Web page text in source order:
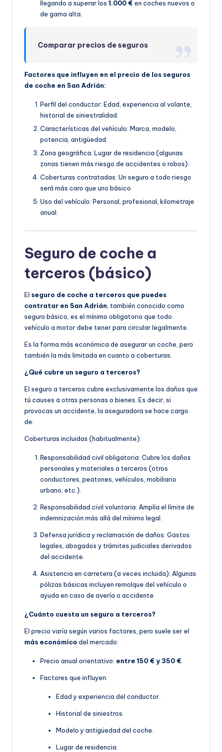
llegando a superar los 1.000 € en coches nuevos o
de gama alta.
Comparar precios de seguros
Factores que influyen en el precio de los seguros
de coche en San Adrián:
Perfil del conductor: Edad, experiencia al volante,
historial de siniestralidad.
Características del vehículo: Marca, modelo,
potencia, antigüedad.
Zona geográfica: Lugar de residencia (algunas
zonas tienen más riesgo de accidentes o robos).
Coberturas contratadas: Un seguro a todo riesgo
será más caro que uno básico.
Uso del vehículo: Personal, profesional, kilometraje
anual.
Seguro de coche a
terceros (básico)
El seguro de coche a terceros que puedes
contratar en San Adrián, también conocido como
seguro básico, es el mínimo obligatorio que todo
vehículo a motor debe tener para circular legalmente.
Es la forma más económica de asegurar un coche, pero
también la más limitada en cuanto a coberturas.
¿Qué cubre un seguro a terceros?
El seguro a terceros cubre exclusivamente los daños que
tú causes a otras personas o bienes. Es decir, si
provocas un accidente, la aseguradora se hace cargo
de:
Coberturas incluidas (habitualmente):
Responsabilidad civil obligatoria: Cubre los daños
personales y materiales a terceros (otros
conductores, peatones, vehículos, mobiliario
urbano, etc.).
Responsabilidad civil voluntaria: Amplía el límite de
indemnización más allá del mínimo legal.
Defensa jurídica y reclamación de daños: Gastos
legales, abogados y trámites judiciales derivados
del accidente.
Asistencia en carretera (a veces incluida): Algunas
pólizas básicas incluyen remolque del vehículo o
ayuda en caso de avería o accidente.
¿Cuánto cuesta un seguro a terceros?
El precio varía según varios factores, pero suele ser el
más económico del mercado:
Precio anual orientativo: entre 150 € y 350 €.
Factores que influyen:
Edad y experiencia del conductor.
Historial de siniestros.
Modelo y antigüedad del coche.
Lugar de residencia.